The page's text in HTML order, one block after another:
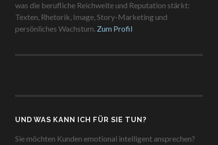
was die berufliche Reichweite und Reputation stärkt:
Texten, Rhetorik, Image, Story-Marketing und
persönliches Wachstum. Zum Profil
UND WAS KANN ICH FÜR SIE TUN?
Sie möchten Kunden emotional intelligent ansprechen?